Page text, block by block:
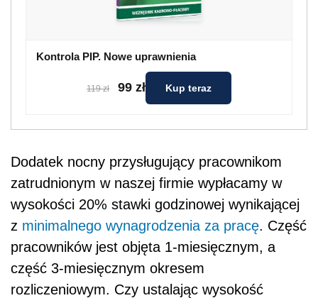
Kontrola PIP. Nowe uprawnienia
119 zł 99 zł Kup teraz
Dodatek nocny przysługujący pracownikom
zatrudnionym w naszej firmie wypłacamy w
wysokości 20% stawki godzinowej wynikającej
z minimalnego wynagrodzenia za pracę. Część
pracowników jest objęta 1-miesięcznym, a
część 3-miesięcznym okresem
rozliczeniowym. Czy ustalając wysokość